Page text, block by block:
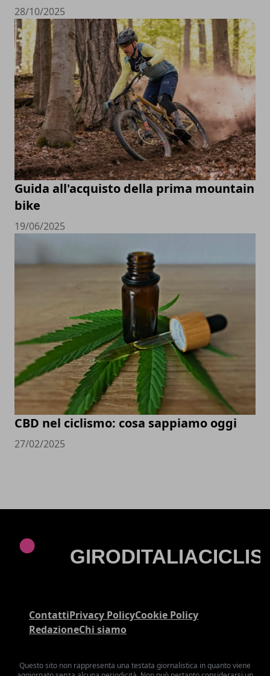
28/10/2025
Guida all'acquisto della prima mountain
bike
19/06/2025
CBD nel ciclismo: cosa sappiamo oggi
27/02/2025
ContattiPrivacy PolicyCookie Policy
RedazioneChi siamo
Questo sito non rappresenta una testata giornalistica in quanto viene